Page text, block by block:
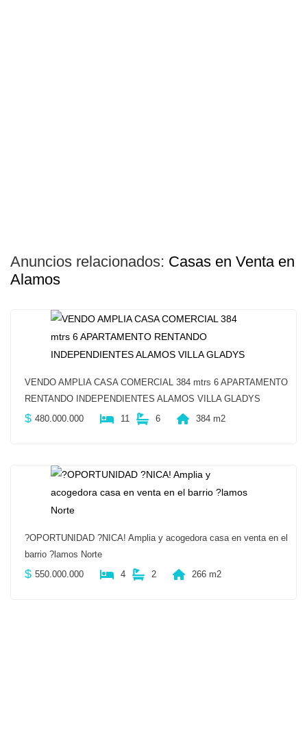
Anuncios relacionados: Casas en Venta en
Alamos
VENDO AMPLIA CASA COMERCIAL 384 mtrs 6 APARTAMENTO
RENTANDO INDEPENDIENTES ALAMOS VILLA GLADYS
$ 480.000.000 11 6 384 m2
?OPORTUNIDAD ?NICA! Amplia y acogedora casa en venta en el
barrio ?lamos Norte
$ 550.000.000 4 2 266 m2